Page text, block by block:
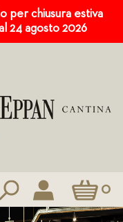
per chiusura estiva
24 agosto 2026
Carrello0